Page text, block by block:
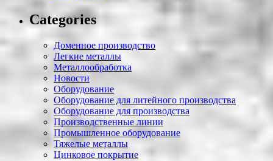
Categories
Доменное производство
Легкие металлы
Металлообработка
Новости
Оборудование
Оборудование для литейного производства
Оборудование для производства
Производственные линии
Промышленное оборудование
Тяжелые металлы
Цинковое покрытие